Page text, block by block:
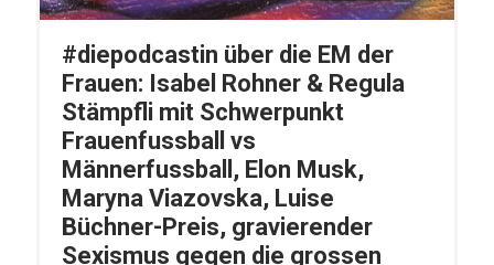
#diepodcastin über die EM der
Frauen: Isabel Rohner & Regula
Stämpfli mit Schwerpunkt
Frauenfussball vs
Männerfussball, Elon Musk,
Maryna Viazovska, Luise
Büchner-Preis, gravierender
Sexismus gegen die grossen